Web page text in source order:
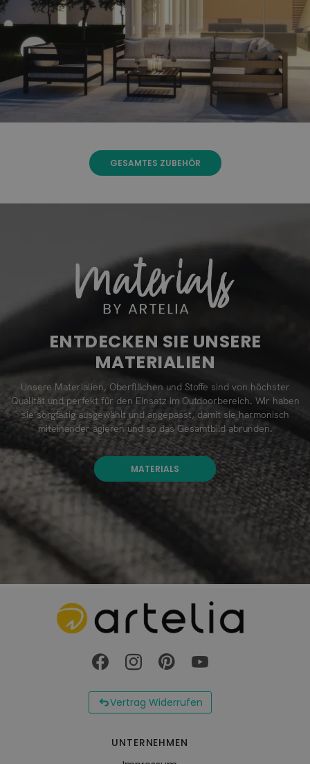
GESAMTES ZUBEHÖR
ENTDECKEN SIE UNSERE
MATERIALIEN
Unsere Materialien, Oberflächen und Stoffe sind von höchster
Qualität und perfekt für den Einsatz im Outdoorbereich. Wir haben
sie sorgfältig ausgewählt und angepasst, damit sie harmonisch
miteinander agieren und so das Gesamtbild abrunden.
MATERIALS
Vertrag Widerrufen
UNTERNEHMEN